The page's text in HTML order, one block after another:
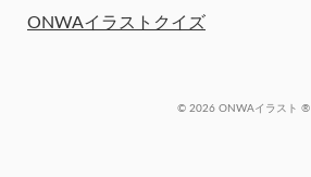
ONWAイラストクイズ
© 2026 ONWAイラスト ®